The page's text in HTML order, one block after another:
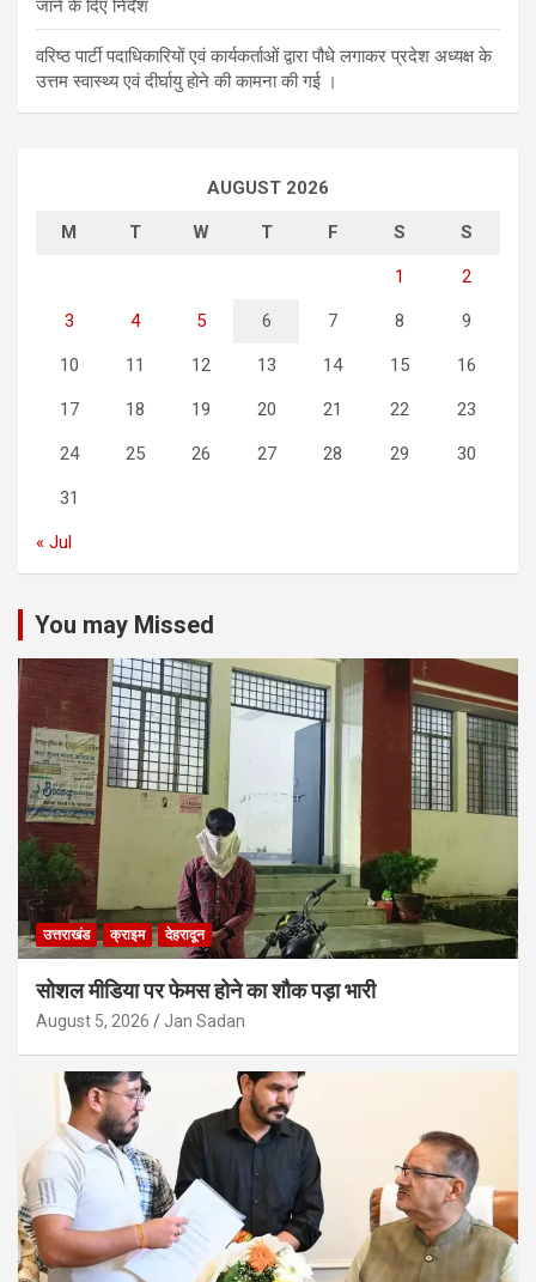
जाने के दिए निर्देश
वरिष्ठ पार्टी पदाधिकारियों एवं कार्यकर्ताओं द्वारा पौधे लगाकर प्रदेश अध्यक्ष के
उत्तम स्वास्थ्य एवं दीर्घायु होने की कामना की गई ।
AUGUST 2026
M T W T F S S
1 2
3 4 5 6 7 8 9
10 11 12 13 14 15 16
17 18 19 20 21 22 23
24 25 26 27 28 29 30
31
« Jul
You may Missed
उत्तराखंड क्राइम देहरादून
सोशल मीडिया पर फेमस होने का शौक पड़ा भारी
August 5, 2026 Jan Sadan